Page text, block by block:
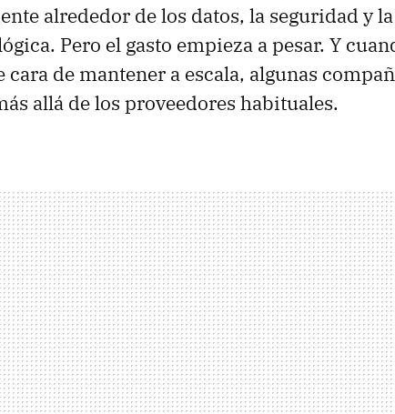
alrededor de los datos, la seguridad y la
Pero el gasto empieza a pesar. Y
cara de mantener a escala, algunas
allá de los proveedores habituales.